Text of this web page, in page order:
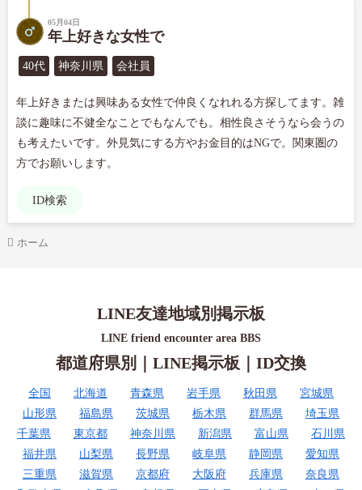
05月04日
年上好きな女性で
40代 神奈川県 会社員
年上好きまたは興味ある女性で仲良くなれれる方探してます。雑
談に趣味に不健全なことでもなんでも。相性良さそうなら会うの
も考えたいです。外見気にする方やお金目的はNGで。関東圏の
方でお願いします。
ID検索
ホーム
LINE友達地域別掲示板
LINE friend encounter area BBS
都道府県別｜LINE掲示板｜ID交換
全国 北海道 青森県 岩手県 秋田県
宮城県
山形県
福島県 茨城県 栃木県 群馬県
埼玉県
千葉県
東京都 神奈川県 新潟県 富山県
石川県
福井県
山梨県 長野県 岐阜県 静岡県
愛知県
三重県
滋賀県 京都府 大阪府 兵庫県
奈良県